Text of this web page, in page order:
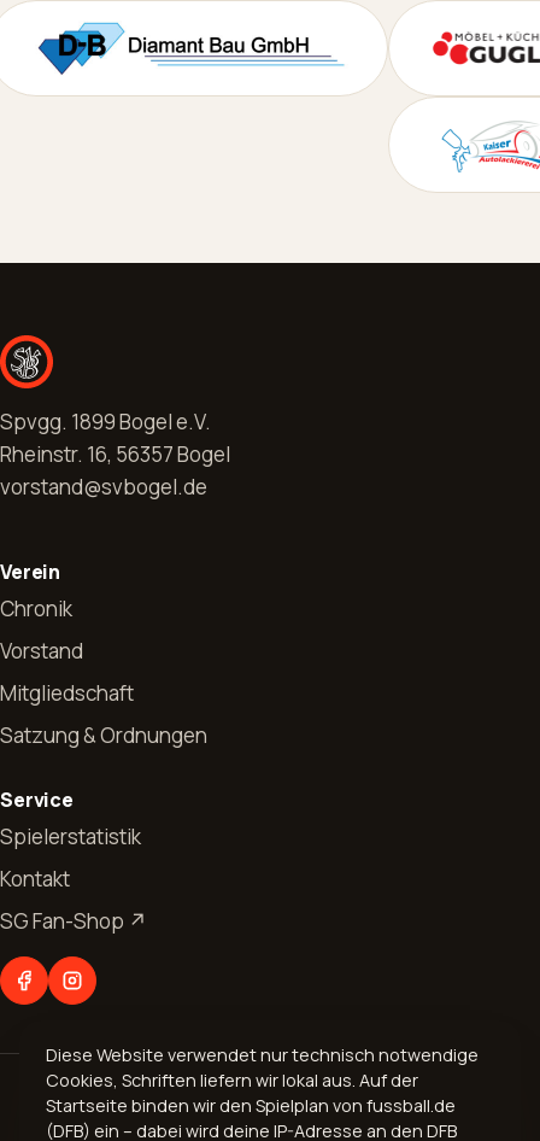
Spvgg. 1899 Bogel e.V.
Rheinstr. 16, 56357 Bogel
vorstand@svbogel.de
Verein
Chronik
Vorstand
Mitgliedschaft
Satzung & Ordnungen
Service
Spielerstatistik
Kontakt
SG Fan-Shop ↗
© 2026 Spvgg. 1899 Bogel e.V.
Impressum·Datenschutz
News
Allgemeines
Jugendfussball
Seniorenfussball
Verein
Chronik
Mitgliedschaft
Geschäftsverteilungsplan
Abteilungen
Fußball
Aerobic
Volleyball
Diese Website verwendet nur technisch notwendige
Cookies, Schriften liefern wir lokal aus. Auf der
Startseite binden wir den Spielplan von fussball.de
(DFB) ein – dabei wird deine IP-Adresse an den DFB